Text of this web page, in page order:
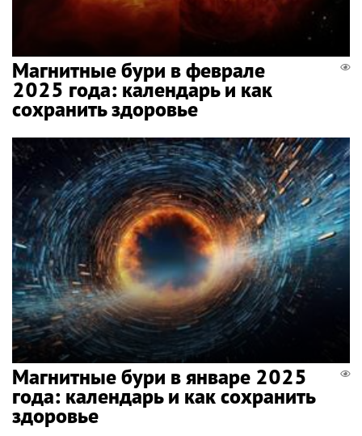
Магнитные бури в феврале
2025 года: календарь и как
сохранить здоровье
Магнитные бури в январе 2025
года: календарь и как сохранить
здоровье